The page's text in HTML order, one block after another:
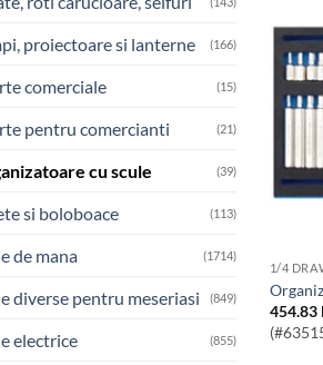
proiectoare si lanterne (166)
comerciale (15)
pentru comercianti (21)
cu scule (39)
si boloboace (113)
de mana (1714)
diverse pentru meseriasi (849)
electrice (855)
1/4
454.83